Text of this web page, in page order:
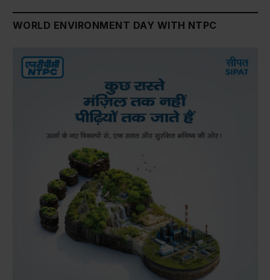
WORLD ENVIRONMENT DAY WITH NTPC